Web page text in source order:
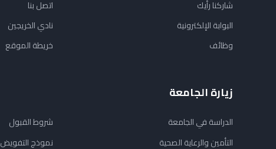
شاركنا رأيك
البوابة الإلكترونية
وظائف
اتصل بنا
نادي الخريجين
خريطة الموقع
زيارة الجامعة
الدراسة في الجامعة
التأمين والرعاية الصحية
شروط القبول
نموذج التفويض